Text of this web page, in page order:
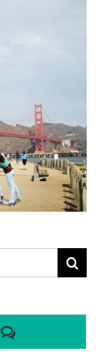
Comentaris